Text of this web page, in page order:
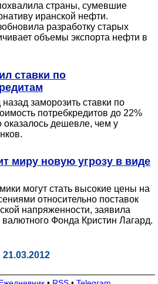
страны, сумевшие
иранской нефти.
разработку старых
объемы экспорта нефти в
ставки по
заморозить ставки по
потребкредитов до 22%
оказалось дешевле, чем у
миру новую угрозу в виде
могут стать высокие цены на
относительно поставок
напряженности, заявила
Фонда Кристин Лагард.
21.03.2012